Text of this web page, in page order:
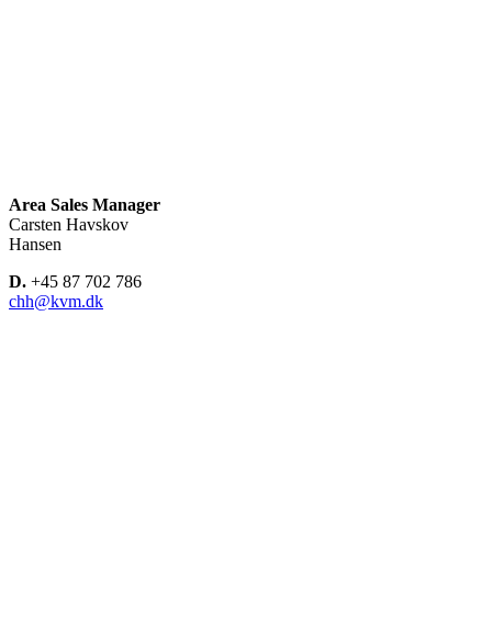
Area Sales Manager
Carsten Havskov
Hansen
D. +45 87 702 786
chh@kvm.dk